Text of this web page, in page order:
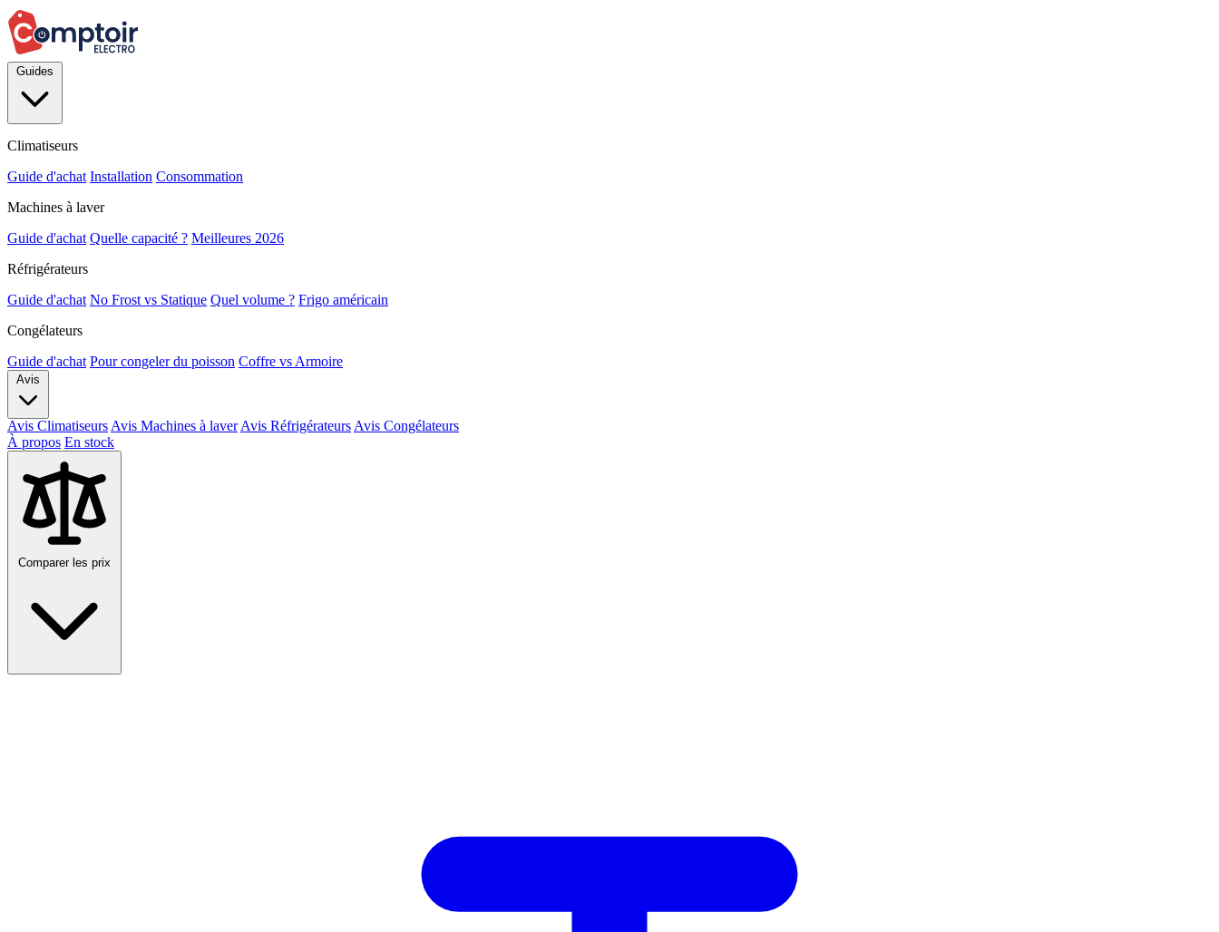
Climatiseurs
Guide d'achat Installation Consommation
Machines à laver
Guide d'achat Quelle capacité ? Meilleures 2026
Réfrigérateurs
Guide d'achat No Frost vs Statique Quel volume ? Frigo américain
Congélateurs
Guide d'achat Pour congeler du poisson Coffre vs Armoire
Avis Climatiseurs Avis Machines à laver Avis Réfrigérateurs Avis Congélateurs
À propos En stock